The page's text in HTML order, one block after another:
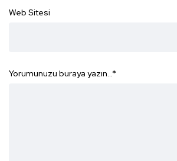
Web Sitesi
Yorumunuzu buraya yazın...*